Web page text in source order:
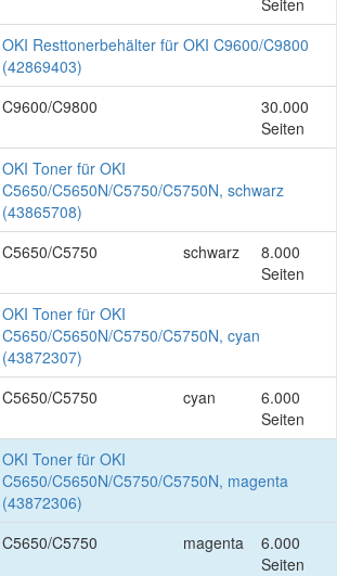
Seiten
OKI Resttonerbehälter für OKI C9600/C9800
(42869403)
C9600/C9800
30.000
Seiten
OKI Toner für OKI
C5650/C5650N/C5750/C5750N, schwarz
(43865708)
C5650/C5750
schwarz
8.000
Seiten
OKI Toner für OKI
C5650/C5650N/C5750/C5750N, cyan
(43872307)
C5650/C5750
cyan
6.000
Seiten
OKI Toner für OKI
C5650/C5650N/C5750/C5750N, magenta
(43872306)
C5650/C5750
magenta
6.000
Seiten